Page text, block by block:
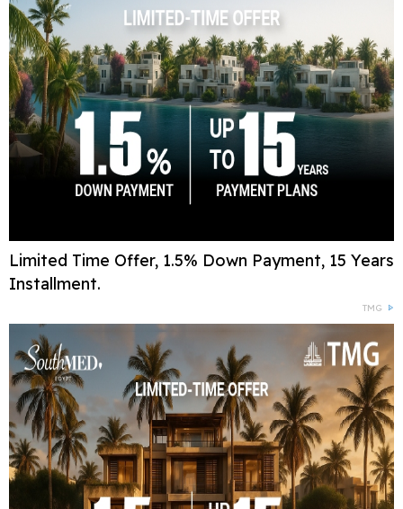
Limited Time Offer, 1.5% Down Payment, 15 Years
Installment.
TMG